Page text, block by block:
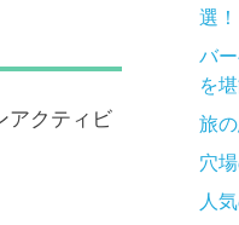
アクティビ
選！
バ
を
旅
穴
人